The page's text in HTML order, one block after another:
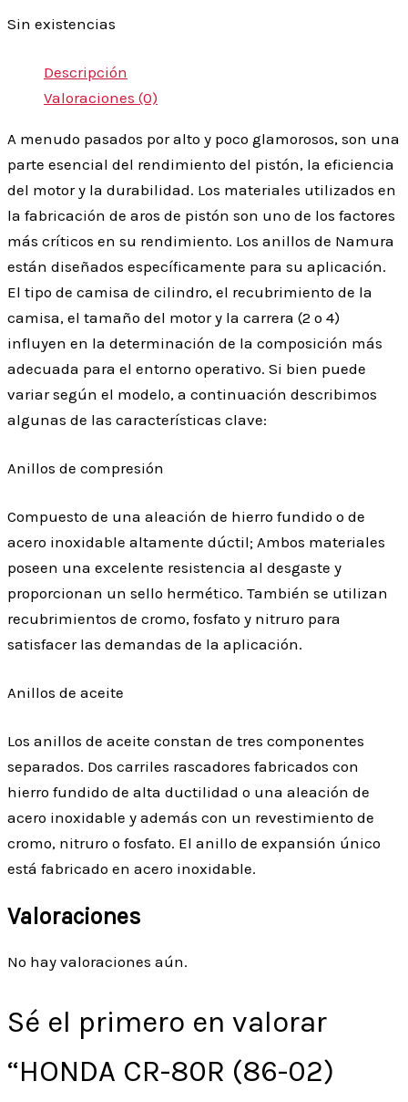
Sin existencias
Descripción
Valoraciones (0)
A menudo pasados por alto y poco glamorosos, son una
parte esencial del rendimiento del pistón, la eficiencia
del motor y la durabilidad. Los materiales utilizados en
la fabricación de aros de pistón son uno de los factores
más críticos en su rendimiento. Los anillos de Namura
están diseñados específicamente para su aplicación.
El tipo de camisa de cilindro, el recubrimiento de la
camisa, el tamaño del motor y la carrera (2 o 4)
influyen en la determinación de la composición más
adecuada para el entorno operativo. Si bien puede
variar según el modelo, a continuación describimos
algunas de las características clave:
Anillos de compresión
Compuesto de una aleación de hierro fundido o de
acero inoxidable altamente dúctil; Ambos materiales
poseen una excelente resistencia al desgaste y
proporcionan un sello hermético. También se utilizan
recubrimientos de cromo, fosfato y nitruro para
satisfacer las demandas de la aplicación.
Anillos de aceite
Los anillos de aceite constan de tres componentes
separados. Dos carriles rascadores fabricados con
hierro fundido de alta ductilidad o una aleación de
acero inoxidable y además con un revestimiento de
cromo, nitruro o fosfato. El anillo de expansión único
está fabricado en acero inoxidable.
Valoraciones
No hay valoraciones aún.
Sé el primero en valorar
“HONDA CR-80R (86-02)